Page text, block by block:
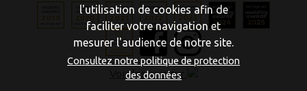
Voir les avis sur
l'utilisation de cookies afin de
faciliter votre navigation et
mesurer l'audience de notre site.
Consultez notre politique de protection
des données